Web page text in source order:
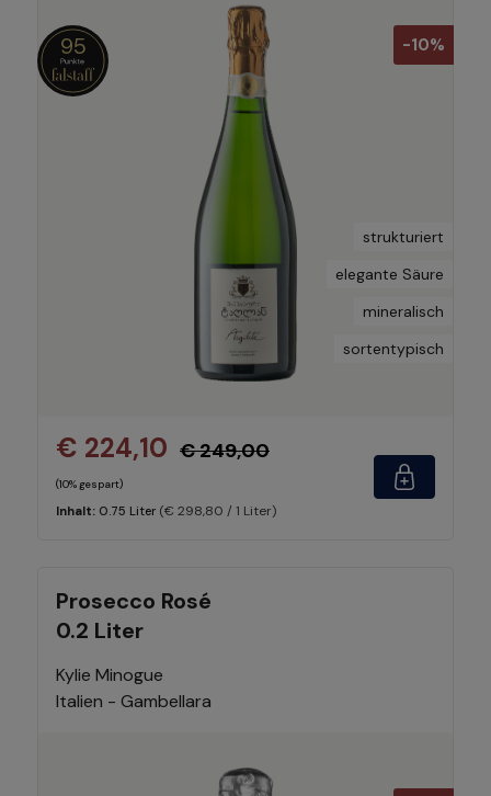
-10%
95
strukturiert
elegante Säure
mineralisch
sortentypisch
€ 224,10 € 249,00
(10% gespart)
Inhalt: 0.75 Liter (€ 298,80 / 1 Liter)
Prosecco Rosé
0.2 Liter
Kylie Minogue
Italien - Gambellara